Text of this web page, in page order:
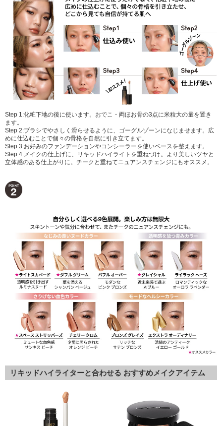
Step 1:化粧下地の後に使います。おでこ・両ほお骨の3点に米粒大の量を置き
ます。
Step 2:ブラシでやさしく滑らせるように、ゴーグルゾーンになじませます。広
めに仕込むことで個々の骨格を自然に引き立てます。
Step 3:お好みのファンデーションやコンシーラーを使いベースを整えます。
Step 4:メイクの仕上げに、リキッドハイライトを重ねづけ。より美しいツヤと
立体感のある仕上がりに。チークと重ねてニュアンスチェンジにもオススメ。
リキッドハイライターと合わせる おすすめメイクアイテム